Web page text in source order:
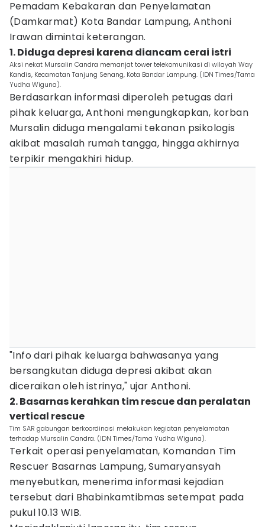
Pemadam Kebakaran dan Penyelamatan
(Damkarmat) Kota Bandar Lampung, Anthoni
Irawan dimintai keterangan.
1. Diduga depresi karena diancam cerai istri
Aksi nekat Mursalin Candra memanjat tower telekomunikasi di wilayah Way
Kandis, Kecamatan Tanjung Senang, Kota Bandar Lampung. (IDN Times/Tama
Yudha Wiguna).
Berdasarkan informasi diperoleh petugas dari
pihak keluarga, Anthoni mengungkapkan, korban
Mursalin diduga mengalami tekanan psikologis
akibat masalah rumah tangga, hingga akhirnya
terpikir mengakhiri hidup.
"Info dari pihak keluarga bahwasanya yang
bersangkutan diduga depresi akibat akan
diceraikan oleh istrinya," ujar Anthoni.
2. Basarnas kerahkan tim rescue dan peralatan
vertical rescue
Tim SAR gabungan berkoordinasi melakukan kegiatan penyelamatan
terhadap Mursalin Candra. (IDN Times/Tama Yudha Wiguna).
Terkait operasi penyelamatan, Komandan Tim
Rescuer Basarnas Lampung, Sumaryansyah
menyebutkan, menerima informasi kejadian
tersebut dari Bhabinkamtibmas setempat pada
pukul 10.13 WIB.